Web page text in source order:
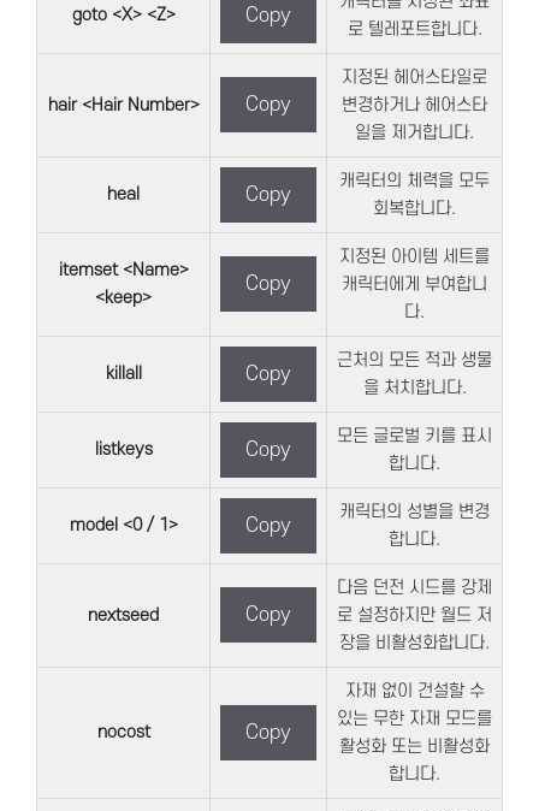
goto <X> <Z> Copy
로 텔레포트합니다.
hair <Hair Number> Copy
지정된 헤어스타일로
변경하거나 헤어스타
일을 제거합니다.
heal Copy
캐릭터의 체력을 모두
회복합니다.
itemset <Name>
<keep>
Copy
지정된 아이템 세트를
캐릭터에게 부여합니
다.
killall Copy
근처의 모든 적과 생물
을 처치합니다.
listkeys Copy
모든 글로벌 키를 표시
합니다.
model <0 / 1> Copy
캐릭터의 성별을 변경
합니다.
nextseed Copy
다음 던전 시드를 강제
로 설정하지만 월드 저
장을 비활성화합니다.
nocost Copy
자재 없이 건설할 수
있는 무한 자재 모드를
활성화 또는 비활성화
합니다.